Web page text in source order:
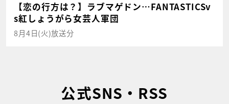
【恋の行方は？】ラブマゲドン…FANTASTICSv
s紅しょうがら女芸人軍団
8月4日(火)放送分
公式SNS・RSS